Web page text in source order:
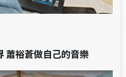
蕭裕蒼做自己的音樂